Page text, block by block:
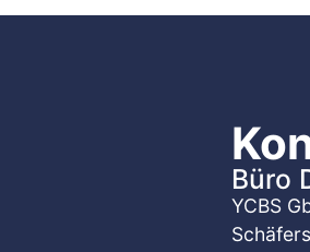
Büro
YCBS